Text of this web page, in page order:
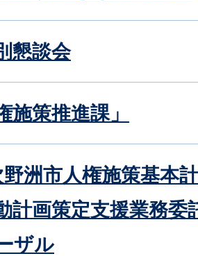
懇談会
施策推進課」
洲市人権施策基本
計画策定支援業務委
ザル